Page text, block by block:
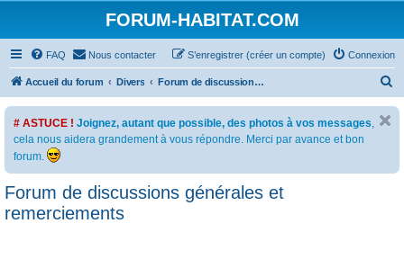
FORUM-HABITAT.COM
FAQ Nous contacter Connexion
S’enregistrer (créer un compte)
Accueil du forum Divers Forum de discussions générales et remerciements
e
# ASTUCE ! Joignez, autant que possible, des photos à vos messages,
cela nous aidera grandement à vous répondre. Merci par avance et bon
forum.
Forum de discussions générales et
remerciements